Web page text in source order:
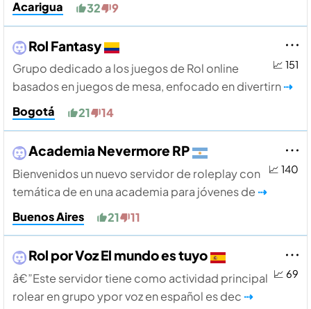
Acarigua 32 9
📈 151
Rol Fantasy
Grupo dedicado a los juegos de Rol online
basados en juegos de mesa, enfocado en divertirn⇢
Bogotá
21 14
📈 140
Academia Nevermore RP
Bienvenidos un nuevo servidor de roleplay con
temática de en una academia para jóvenes de ⇢
Buenos Aires
21 11
📈 69
Rol por Voz El mundo es tuyo
â€”Este servidor tiene como actividad principal
rolear en grupo ypor voz en español es dec ⇢